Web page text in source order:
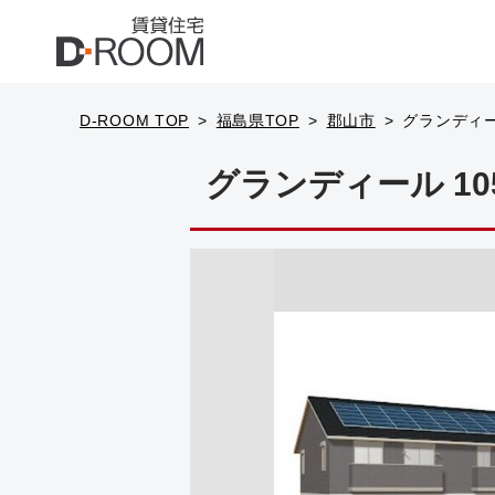
D-ROOM TOP 福島県TOP 郡山市 グランディ
グランディール